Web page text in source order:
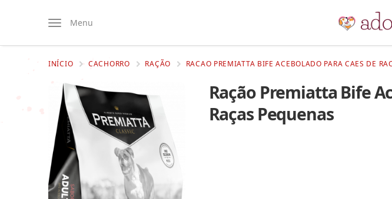
Menu
INÍCIO CACHORRO RAÇÃO RACAO PREMIATTA BIFE ACEBOLADO PARA CAES DE
Ração Premiatta Bife
Raças Pequenas